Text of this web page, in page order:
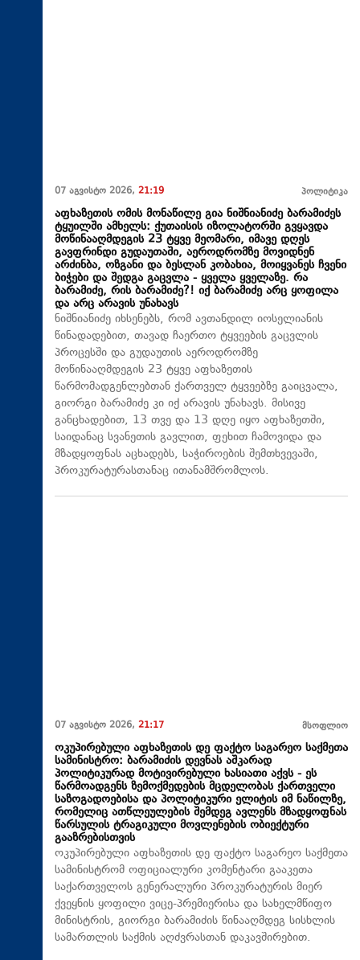
07 აგვისტო 2026, 21:19 პოლიტიკა
აფხაზეთის ომის მონაწილე გია ნიშნიანიძე ბარამიძეს
ტყუილში ამხელს: ქუთაისის იზოლატორში გვყავდა
მოწინააღმდეგის 23 ტყვე მეომარი, იმავე დღეს
გავფრინდი გუდაუთაში, აეროდრომზე მოვიდნენ
არძინბა, ოზგანი და ბესლან კობახია, მოიყვანეს ჩვენი
ბიჭები და შედგა გაცვლა - ყველა ყველაზე. რა
ბარამიძე, რის ბარამიძე?! იქ ბარამიძე არც ყოფილა
და არც არავის უნახავს
ნიშნიანიძე იხსენებს, რომ ავთანდილ იოსელიანის
წინადადებით, თავად ჩაერთო ტყვეების გაცვლის
პროცესში და გუდაუთის აეროდრომზე
მოწინააღმდეგის 23 ტყვე აფხაზეთის
წარმომადგენლებთან ქართველ ტყვეებზე გაიცვალა,
გიორგი ბარამიძე კი იქ არავის უნახავს. მისივე
განცხადებით, 13 თვე და 13 დღე იყო აფხაზეთში,
საიდანაც სვანეთის გავლით, ფეხით ჩამოვიდა და
მზადყოფნას აცხადებს, საჭიროების შემთხვევაში,
პროკურატურასთანაც ითანამშრომლოს.
07 აგვისტო 2026, 21:17 მსოფლიო
ოკუპირებული აფხაზეთის დე ფაქტო საგარეო საქმეთა
სამინისტრო: ბარამიძის დევნას აშკარად
პოლიტიკურად მოტივირებული ხასიათი აქვს - ეს
წარმოადგენს ზემოქმედების მცდელობას ქართველი
საზოგადოებისა და პოლიტიკური ელიტის იმ ნაწილზე,
რომელიც ათწლეულების შემდეგ ავლენს მზადყოფნას
წარსულის ტრაგიკული მოვლენების ობიექტური
გააზრებისთვის
ოკუპირებული აფხაზეთის დე ფაქტო საგარეო საქმეთა
სამინისტრომ ოფიციალური კომენტარი გააკეთა
საქართველოს გენერალური პროკურატურის მიერ
ქვეყნის ყოფილი ვიცე-პრემიერისა და სახელმწიფო
მინისტრის, გიორგი ბარამიძის წინააღმდეგ სისხლის
სამართლის საქმის აღძვრასთან დაკავშირებით.